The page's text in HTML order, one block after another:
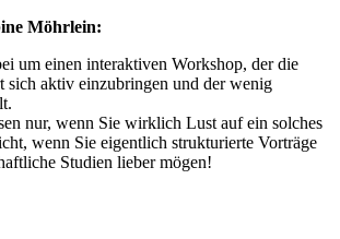
Möhrlein:
um einen interaktiven Workshop, der die
sich aktiv einzubringen und der wenig
nur, wenn Sie wirklich Lust auf ein solches
wenn Sie eigentlich strukturierte Vorträge
Studien lieber mögen!